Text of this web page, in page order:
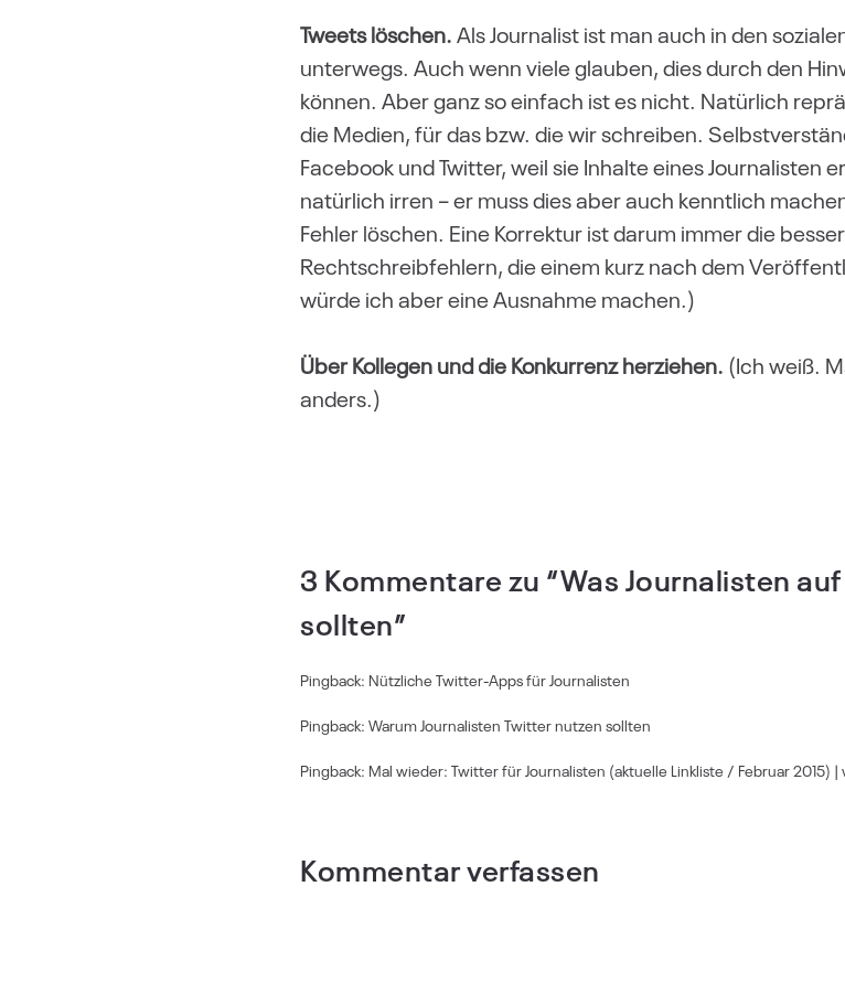
Tweets löschen. Als Journalist ist man auch in den
unterwegs. Auch wenn viele glauben, dies durch den
können. Aber ganz so einfach ist es nicht. Natürlich
die Medien, für das bzw. die wir schreiben.
Facebook und Twitter, weil sie Inhalte eines Journalisten
natürlich irren – er muss dies aber auch kenntlich
Fehler löschen. Eine Korrektur ist darum immer die
Rechtschreibfehlern, die einem kurz nach dem
würde ich aber eine Ausnahme machen.)
Über Kollegen und die Konkurrenz herziehen. (Ich weiß.
anders.)
3 Kommentare zu “Was Journalisten
sollten”
Pingback: Nützliche Twitter-Apps für Journalisten
Pingback: Warum Journalisten Twitter nutzen sollten
Pingback: Mal wieder: Twitter für Journalisten (aktuelle Linkliste / Februar 2015)
Kommentar verfassen